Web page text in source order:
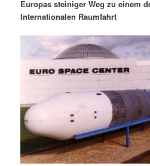
e
n
I
n
ä
r
e
n
n
a
o
n
Europas steiniger Weg zu einem
Internationalen Raumfahrt